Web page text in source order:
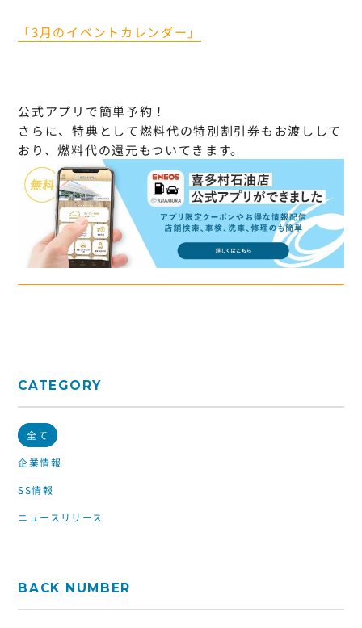
「3月のイベントカレンダー」
公式アプリで簡単予約！
さらに、特典として燃料代の特別割引券もお渡しして
おり、燃料代の還元もついてきます。
CATEGORY
全て
企業情報
SS情報
ニュースリリース
BACK NUMBER